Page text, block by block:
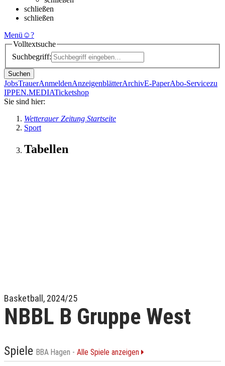
schließen
schließen
Menü ☺?
Volltextsuche
Suchbegriff:
Suchen
JobsTrauerAnmeldenAnzeigenblätterArchivE-PaperAbo-Servicezu
IPPEN.MEDIATicketshop
Sie sind hier:
Wetterauer Zeitung Startseite
Sport
Tabellen
Basketball, 2024/25
NBBL B Gruppe West
Spiele BBA Hagen - Alle Spiele anzeigen